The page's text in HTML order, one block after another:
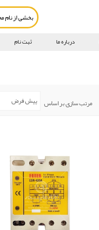
درباره ما ثبت نام
مرتب سازی بر اساس